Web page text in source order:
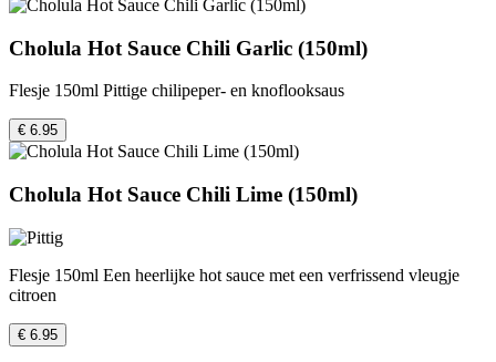
Cholula Hot Sauce Chili Garlic (150ml)
Flesje 150ml Pittige chilipeper- en knoflooksaus
€ 6.95
Cholula Hot Sauce Chili Lime (150ml)
Flesje 150ml Een heerlijke hot sauce met een verfrissend vleugje
citroen
€ 6.95